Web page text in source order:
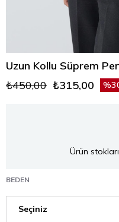
Uzun Kollu Süprem
₺450,00 ₺315,00
Ürün
BEDEN